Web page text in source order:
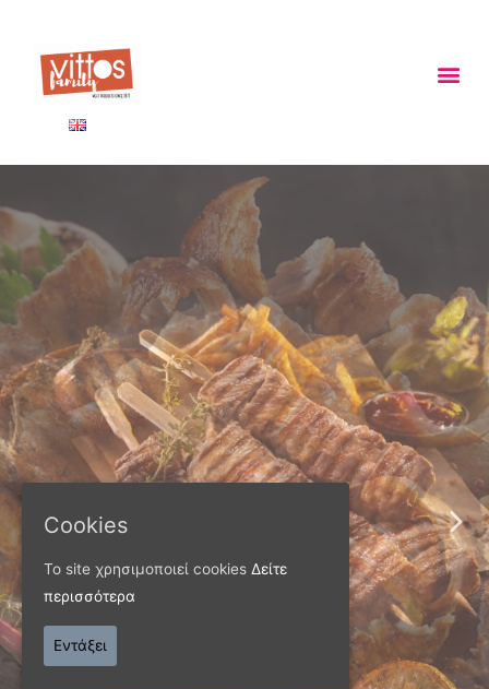
ΠΑΝΩ ΑΠΟ 40 ΧΡΟΝΙΑ
Παράγουμε προϊόντα
εξαιρετικής
Cookies
Το site χρησιμοποιεί cookies Δείτε
περισσότερα
Εντάξει